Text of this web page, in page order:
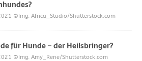
©Img. Africa_Studio/Shutterstock.com
für Hunde – der Heilsbringer?
©Img. Amy_Rene/Shutterstock.com